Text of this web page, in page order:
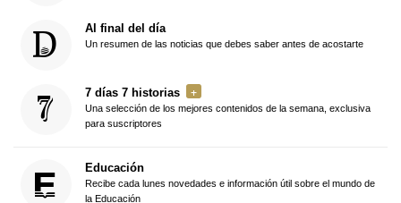
Al final del día
Un resumen de las noticias que debes saber antes de acostarte
7 días 7 historias
Una selección de los mejores contenidos de la semana, exclusiva
para suscriptores
Educación
Recibe cada lunes novedades e información útil sobre el mundo de
la Educación